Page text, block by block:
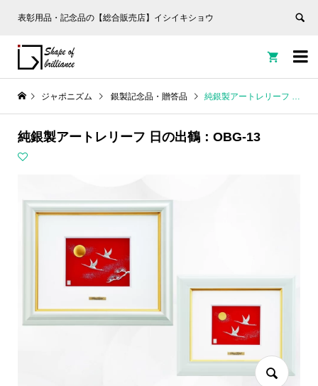
表彰用品・記念品の【総合販売店】イシイキショウ


ジャポニズム 銀製記念品・贈答品 純銀製アートレリーフ 日の出鶴：OBG-13
純銀製アートレリーフ 日の出鶴：OBG-13